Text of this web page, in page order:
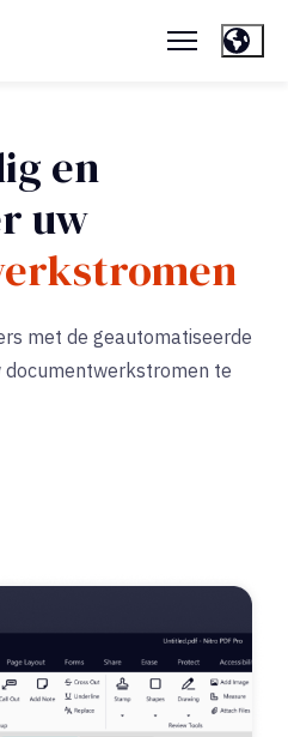
en
uw
met de geautomatiseerde
te